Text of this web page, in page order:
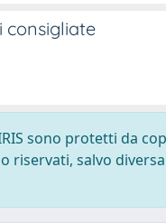
consigliate
sono protetti da
riservati, salvo diversa